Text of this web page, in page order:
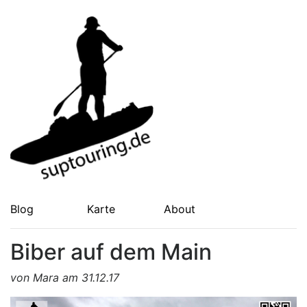
Blog Karte About
Biber auf dem Main
von Mara am 31.12.17